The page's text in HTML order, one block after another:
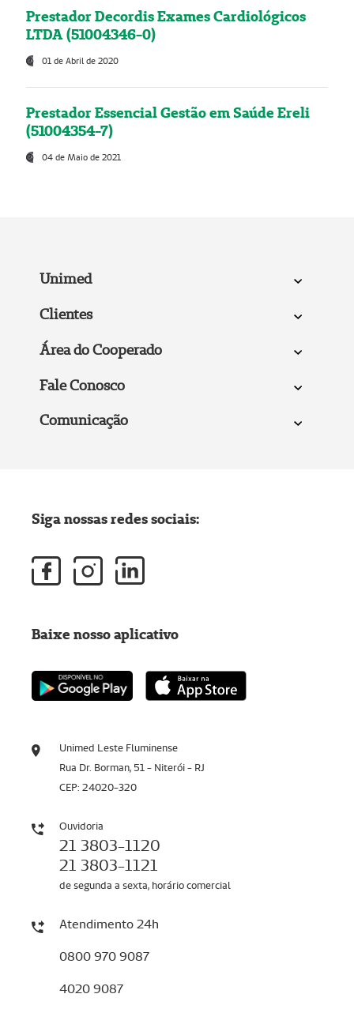
Prestador Decordis Exames Cardiológicos
LTDA (51004346-0)
01 de Abril de 2020
Prestador Essencial Gestão em Saúde Ereli
(51004354-7)
04 de Maio de 2021
Unimed
Clientes
Área do Cooperado
Fale Conosco
Comunicação
Unimed Leste Fluminense
Rua Dr. Borman, 51 - Niterói - RJ
CEP: 24020-320
Ouvidoria
21 3803-1120
21 3803-1121
de segunda a sexta, horário comercial
Atendimento 24h
0800 970 9087
4020 9087
Siga nossas redes sociais:
Baixe nosso aplicativo